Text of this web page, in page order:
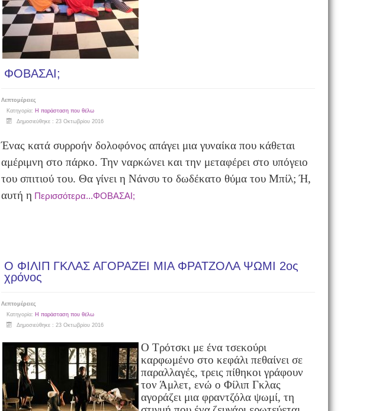
ΦΟΒΑΣΑΙ;
Λεπτομέρειες
Κατηγορία: Η παράσταση που θέλω
Δημοσιεύθηκε : 23 Οκτωβρίου 2016
Ένας κατά συρροήν δολοφόνος απάγει μια γυναίκα που κάθεται
αμέριμνη στο πάρκο. Την ναρκώνει και την μεταφέρει στο υπόγειο
του σπιτιού του. Θα γίνει η Νάνσυ το δωδέκατο θύμα του Μπίλ;Ή,
αυτή η Περισσότερα...ΦΟΒΑΣΑΙ;
Ο ΦΙΛΙΠ ΓΚΛΑΣ ΑΓΟΡΑΖΕΙ ΜΙΑ ΦΡΑΤΖΟΛΑ ΨΩΜΙ 2ος
χρόνος
Λεπτομέρειες
Κατηγορία: Η παράσταση που θέλω
Δημοσιεύθηκε : 23 Οκτωβρίου 2016
Ο Τρότσκι με ένα τσεκούρι
καρφωμένο στο κεφάλι πεθαίνει σε
παραλλαγές, τρεις πίθηκοι γράφουν
τον Άμλετ, ενώ ο Φίλιπ Γκλας
αγοράζει μια φραντζόλα ψωμί, τη